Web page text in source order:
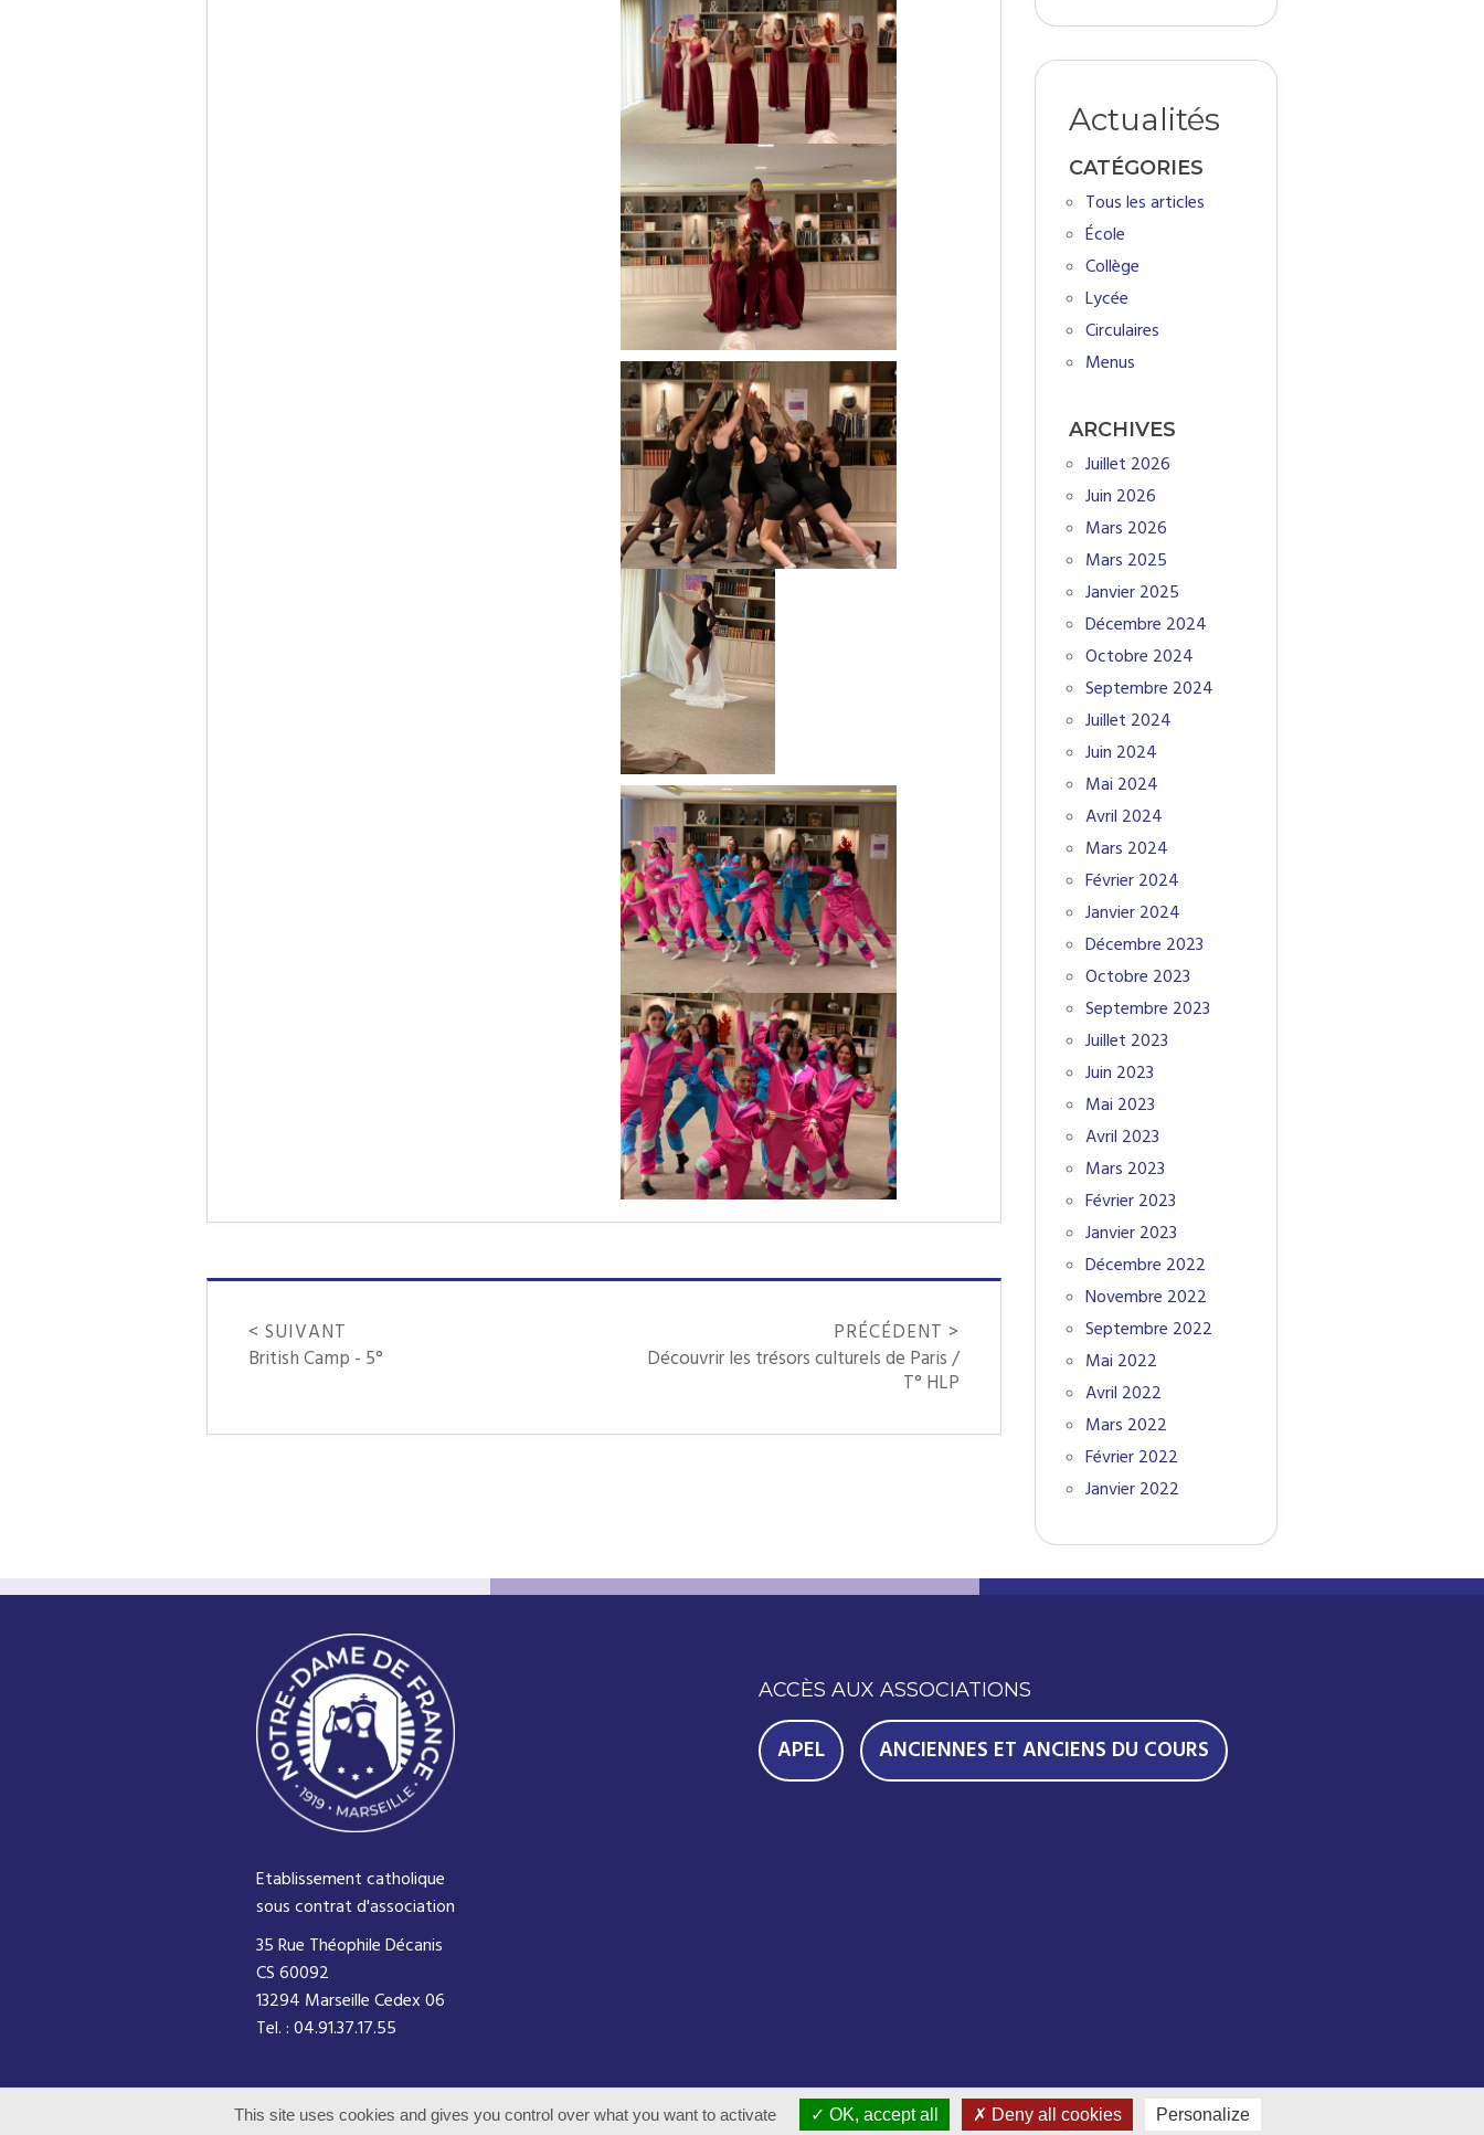
< SUIVANT
British Camp - 5°
PRÉCÉDENT >
Découvrir les trésors culturels de Paris /
T° HLP
Actualités
CATÉGORIES
Tous les articles
École
Collège
Lycée
Circulaires
Menus
ARCHIVES
Juillet 2026
Juin 2026
Mars 2026
Mars 2025
Janvier 2025
Décembre 2024
Octobre 2024
Septembre 2024
Juillet 2024
Juin 2024
Mai 2024
Avril 2024
Mars 2024
Février 2024
Janvier 2024
Décembre 2023
Octobre 2023
Septembre 2023
Juillet 2023
Juin 2023
Mai 2023
Avril 2023
Mars 2023
Février 2023
Janvier 2023
Décembre 2022
Novembre 2022
Septembre 2022
Mai 2022
Avril 2022
Mars 2022
Février 2022
Janvier 2022
Etablissement catholique
sous contrat d'association
35 Rue Théophile Décanis
CS 60092
13294 Marseille Cedex 06
Tel. : 04.91.37.17.55
ACCÈS AUX ASSOCIATIONS
APEL ANCIENNES ET ANCIENS DU COURS
© 2016 Notre Dame de France - Tous droits réservés - Réalisation Com-Océan
This site uses cookies and gives you control over what you want to activate OK, accept all Deny all cookies Personalize